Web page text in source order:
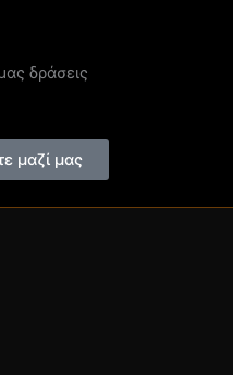
δράσεις
μαζί μας